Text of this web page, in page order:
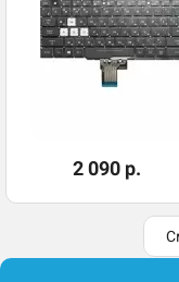
2 090 р.